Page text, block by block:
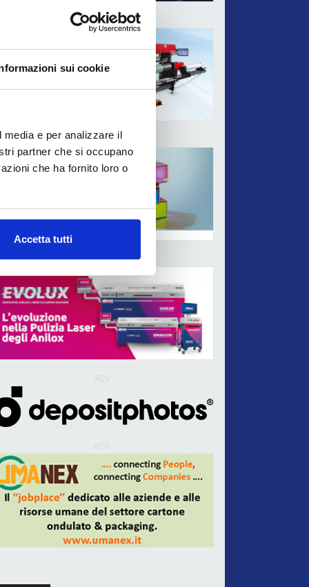
sui cookie
e per analizzare il
partner che si occupano
che ha fornito loro o
Accetta tutti
ADV
ADV
ADV